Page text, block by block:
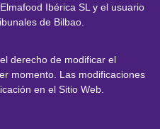
Ibérica SL y el usuario
de Bilbao.
derecho de modificar el
momento. Las modificaciones
en el Sitio Web.